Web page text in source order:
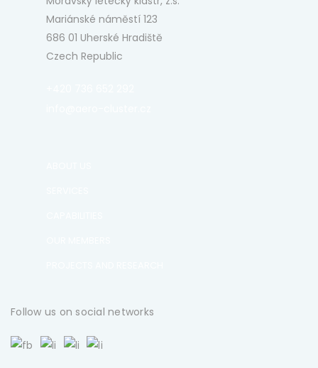
Mariánské náměstí 123
686 01 Uherské Hradiště
Czech Republic
Follow us on social networks